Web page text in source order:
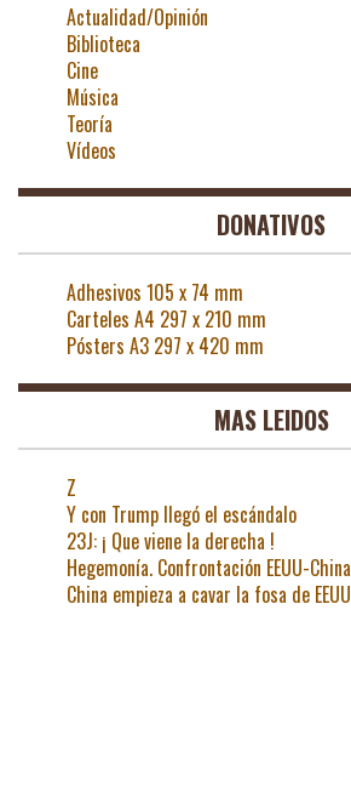
Actualidad/Opinión
Biblioteca
Cine
Música
Teoría
Vídeos
DONATIVOS
Adhesivos 105 x 74 mm
Carteles A4 297 x 210 mm
Pósters A3 297 x 420 mm
MAS LEIDOS
Z
Y con Trump llegó el escándalo
23J: ¡ Que viene la derecha !
Hegemonía. Confrontación EEUU-China
China empieza a cavar la fosa de EEUU